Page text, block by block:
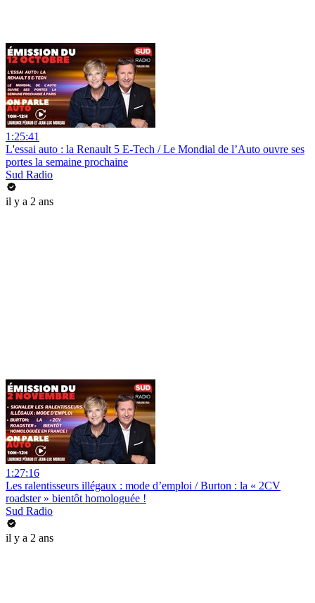
1:25:41
L'essai auto : la Renault 5 E-Tech / Le Mondial de l’Auto ouvre ses
portes la semaine prochaine
Sud Radio
il y a 2 ans
1:27:16
Les ralentisseurs illégaux : mode d’emploi / Burton : la « 2CV
roadster » bientôt homologuée !
Sud Radio
il y a 2 ans